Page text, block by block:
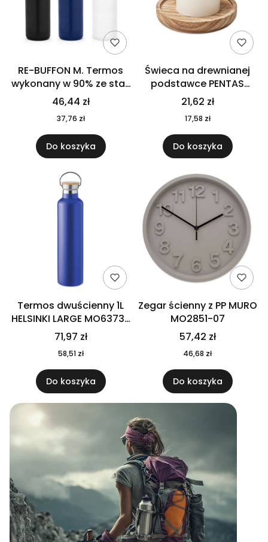
RE-BUFFON M. Termos
wykonany w 90% ze stali
nierdzewnej
pochodzącej z
recyklingu 520 ml 94294
46,44 zł
37,76 zł
Do koszyka
Świeca na drewnianej
podstawce PENTAS
MO6282-40
21,62 zł
17,58 zł
Do koszyka
Termos dwuścienny 1L
HELSINKI LARGE MO6373-
04
71,97 zł
58,51 zł
Do koszyka
Zegar ścienny z PP MURO
MO2851-07
57,42 zł
46,68 zł
Do koszyka